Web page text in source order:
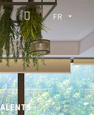
FR